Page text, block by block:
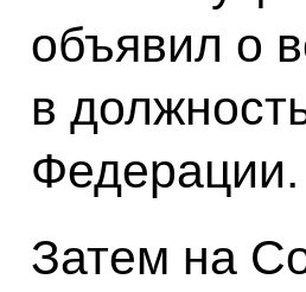
объявил о
в
Федерации.
Затем на